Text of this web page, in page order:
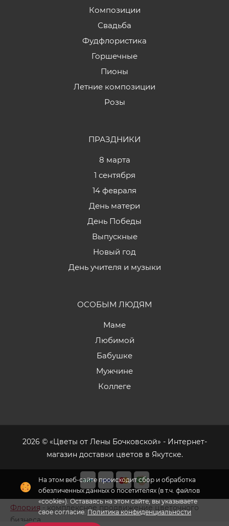
На этом веб-сайте происходит сбор и обработка
обезличенных данных о посетителях (в т.ч. файлов
«cookie»). Оставаясь на этом сайте, вы указываете
свое согласие.Политика конфиденциальности
Композиции
Свадьба
Фудфлористика
Горшечные
Пионы
Летние композиции
Розы
ПРАЗДНИКИ
8 марта
1 сентября
14 февраля
День матери
День Победы
Выпускные
Новый год
День учителя и музыки
ОСОБЫМ ЛЮДЯМ
Маме
Любимой
Бабушке
Мужчине
Коллеге
2026 © «Цветы от Лены Бочковской» - Интернет-
магазин доставки цветов в Якутске.
Флория - комплексное продвижение цветочного
бизнеса